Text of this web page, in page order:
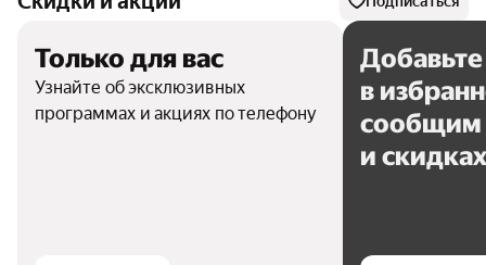
Только для вас
Узнайте об эксклюзивных
программах и акциях по телефону
Добавьте
в
сообщим
и скидках